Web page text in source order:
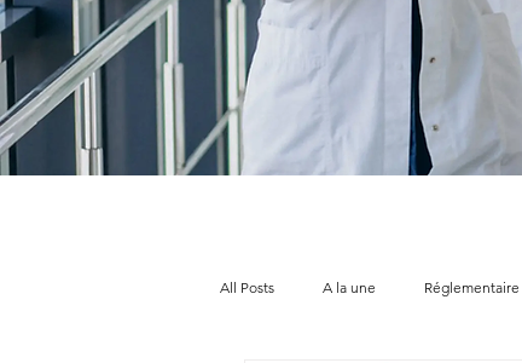
All Posts A la une Réglementaire